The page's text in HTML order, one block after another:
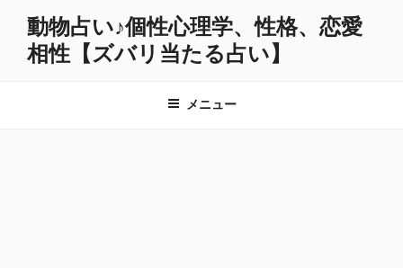
動物占い♪個性心理学、性格、恋愛
相性【ズバリ当たる占い】
メニュー